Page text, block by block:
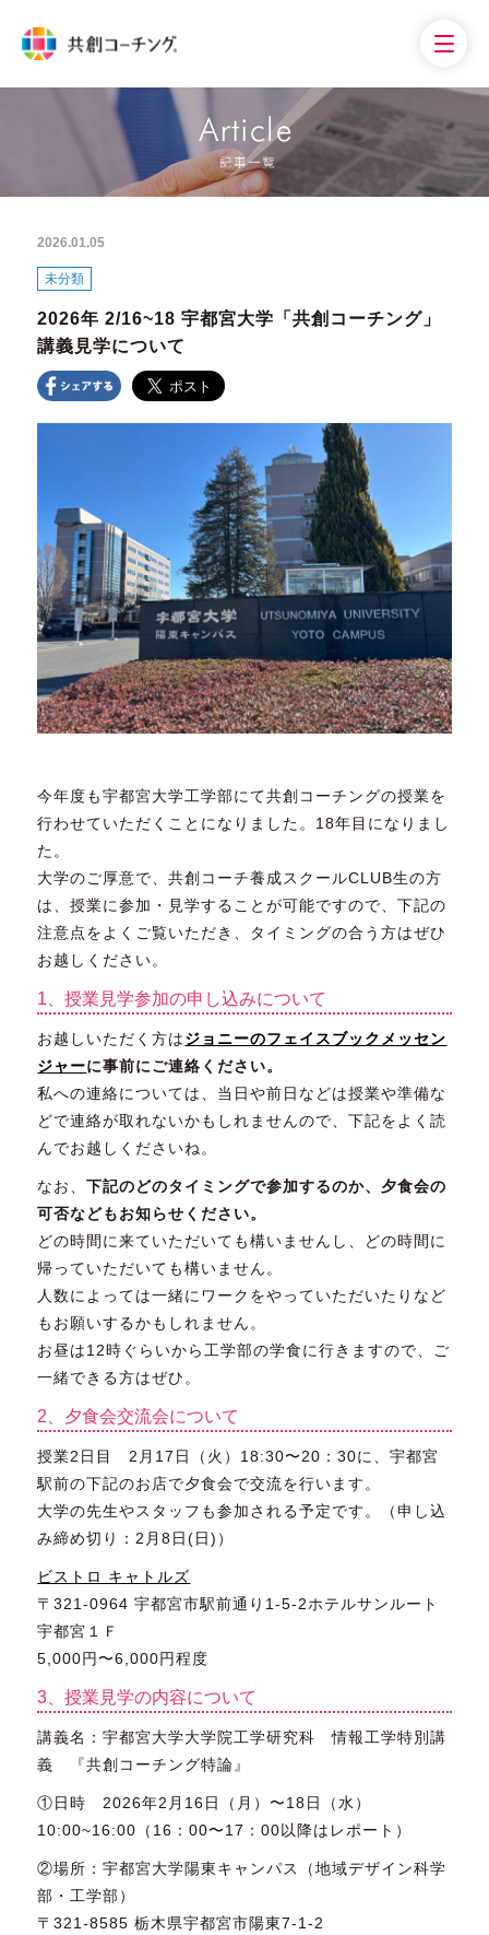
2026.01.05
未分類
2026年 2/16~18 宇都宮大学「共創コーチング」
講義見学について
今年度も宇都宮大学工学部にて共創コーチングの授業を
行わせていただくことになりました。18年目になりまし
た。
大学のご厚意で、共創コーチ養成スクールCLUB生の方
は、授業に参加・見学することが可能ですので、下記の
注意点をよくご覧いただき、タイミングの合う方はぜひ
お越しください。
1、授業見学参加の申し込みについて
お越しいただく方はジョニーのフェイスブックメッセン
ジャーに事前にご連絡ください。
私への連絡については、当日や前日などは授業や準備な
どで連絡が取れないかもしれませんので、下記をよく読
んでお越しくださいね。
なお、下記のどのタイミングで参加するのか、夕食会の
可否などもお知らせください。
どの時間に来ていただいても構いませんし、どの時間に
帰っていただいても構いません。
人数によっては一緒にワークをやっていただいたりなど
もお願いするかもしれません。
お昼は12時ぐらいから工学部の学食に行きますので、ご
一緒できる方はぜひ。
2、夕食会交流会について
授業2日目 2月17日（火）18:30〜20：30に、宇都宮
駅前の下記のお店で夕食会で交流を行います。
大学の先生やスタッフも参加される予定です。（申し込
み締め切り：2月8日(日)）
ビストロ キャトルズ
〒321-0964 宇都宮市駅前通り1-5-2ホテルサンルート
宇都宮１Ｆ
5,000円〜6,000円程度
3、授業見学の内容について
講義名：宇都宮大学大学院工学研究科 情報工学特別講
義 『共創コーチング特論』
①日時 2026年2月16日（月）〜18日（水）
10:00~16:00（16：00〜17：00以降はレポート）
②場所：宇都宮大学陽東キャンパス（地域デザイン科学
部・工学部）
〒321-8585 栃木県宇都宮市陽東7-1-2